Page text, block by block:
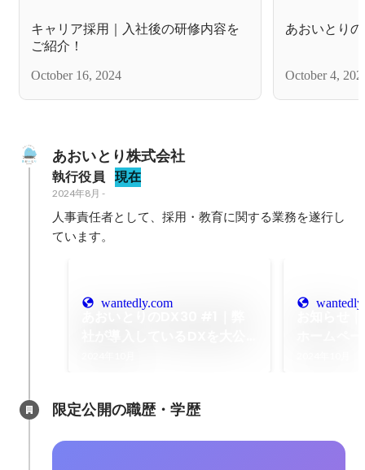
キャリア採用｜入社後の研修内容を
ご紹介！
October 16, 2024
あおいとり
October 4,
あおいとり株式会社
執行役員 現在
2024年8月 -
人事責任者として、採用・教育に関する業務を遂行し
ています。
wantedly.com
限定公開の職歴・学歴